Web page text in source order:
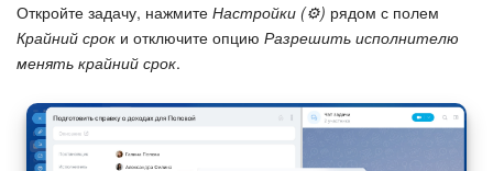
Откройте задачу, нажмите Настройки (⚙️) рядом с полем
Крайний срок и отключите опцию Разрешить исполнителю
менять крайний срок.